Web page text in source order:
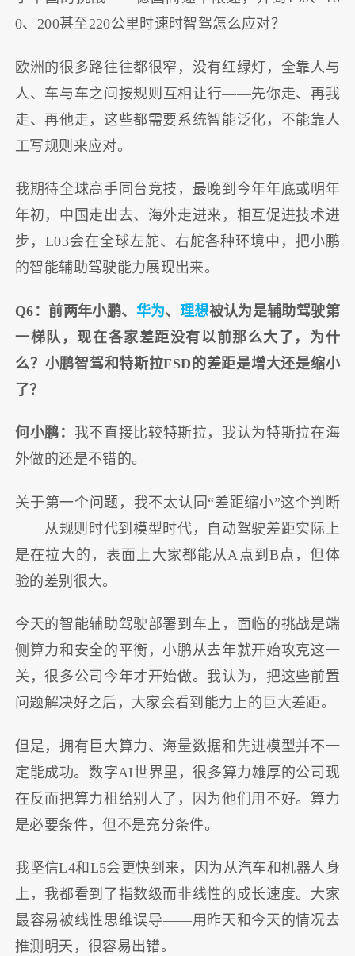
0、200甚至220公里时速时智驾怎么应对？
欧洲的很多路往往都很窄，没有红绿灯，全靠人与
人、车与车之间按规则互相让行——先你走、再我
走、再他走，这些都需要系统智能泛化，不能靠人
工写规则来应对。
我期待全球高手同台竞技，最晚到今年年底或明年
年初，中国走出去、海外走进来，相互促进技术进
步，L03会在全球左舵、右舵各种环境中，把小鹏
的智能辅助驾驶能力展现出来。
Q6：前两年小鹏、 华为、 理想被认为是辅助驾驶第
一梯队，现在各家差距没有以前那么大了，为什
么？小鹏智驾和特斯拉FSD的差距是增大还是缩小
了？
何小鹏： 我不直接比较特斯拉，我认为特斯拉在海
外做的还是不错的。
关于第一个问题，我不太认同“差距缩小”这个判断
——从规则时代到模型时代，自动驾驶差距实际上
是在拉大的，表面上大家都能从A点到B点，但体
验的差别很大。
今天的智能辅助驾驶部署到车上，面临的挑战是端
侧算力和安全的平衡，小鹏从去年就开始攻克这一
关，很多公司今年才开始做。我认为，把这些前置
问题解决好之后，大家会看到能力上的巨大差距。
但是，拥有巨大算力、海量数据和先进模型并不一
定能成功。数字AI世界里，很多算力雄厚的公司现
在反而把算力租给别人了，因为他们用不好。算力
是必要条件，但不是充分条件。
我坚信L4和L5会更快到来，因为从汽车和机器人身
上，我都看到了指数级而非线性的成长速度。大家
最容易被线性思维误导——用昨天和今天的情况去
推测明天，很容易出错。